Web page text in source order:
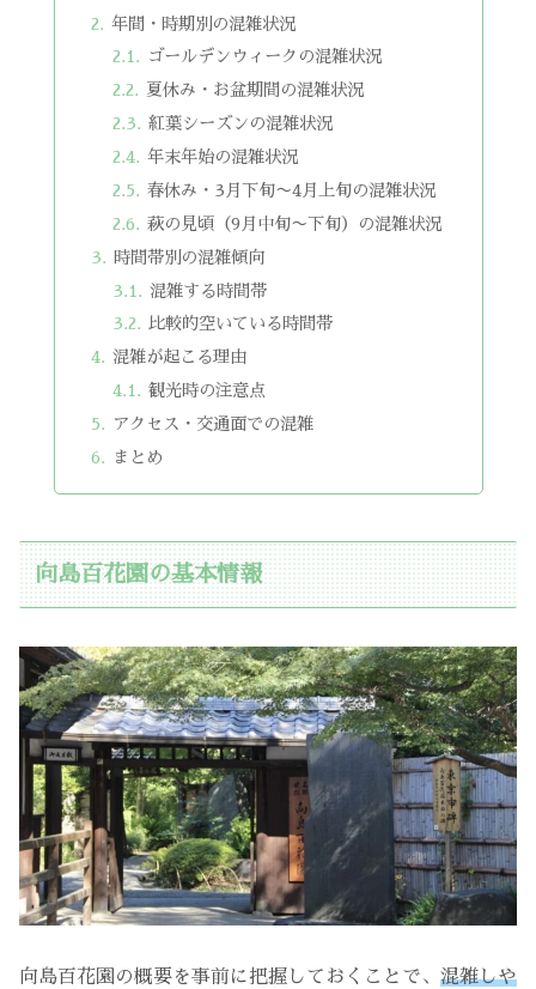
年間・時期別の混雑状況
ゴールデンウィークの混雑状況
夏休み・お盆期間の混雑状況
紅葉シーズンの混雑状況
年末年始の混雑状況
春休み・3月下旬〜4月上旬の混雑状況
萩の見頃（9月中旬〜下旬）の混雑状況
時間帯別の混雑傾向
混雑する時間帯
比較的空いている時間帯
混雑が起こる理由
観光時の注意点
アクセス・交通面での混雑
まとめ
向島百花園の基本情報
向島百花園の概要を事前に把握しておくことで、 混雑しや